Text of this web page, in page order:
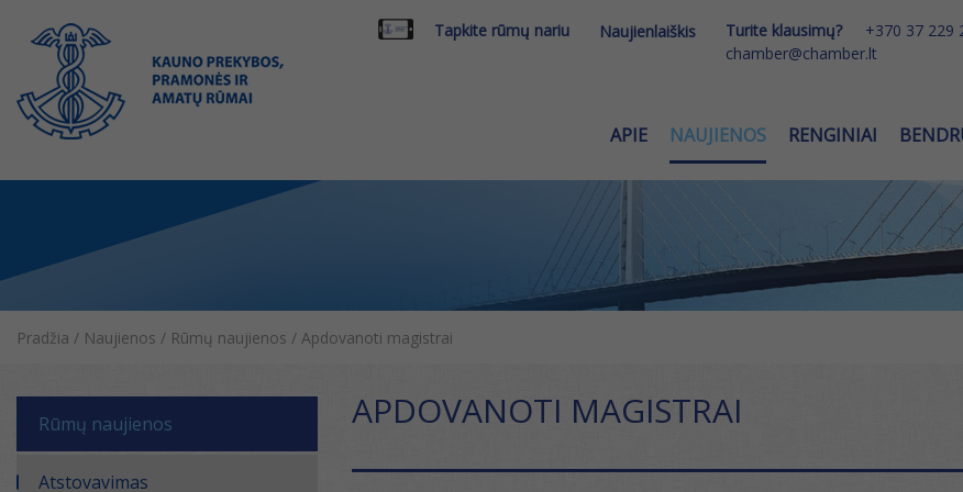
Tapkite rūmų nariu Naujienlaiškis Turite klausimų?
+370 37 229
chamber@chamber.lt
APIE NAUJIENOS RENGINIAI
Pradžia / Naujienos / Rūmų naujienos / Apdovanoti magistrai
Rūmų naujienos
Atstovavimas
APDOVANOTI MAGISTRAI